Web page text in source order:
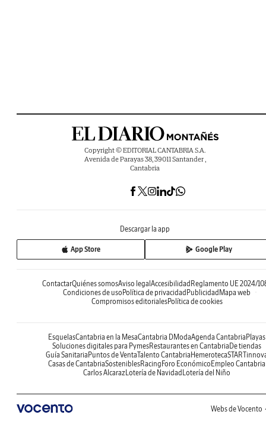
Copyright © EDITORIAL CANTABRIA S.A.
Avenida de Parayas 38, 39011 Santander ,
Cantabria
Descargar la app
App Store Google Play
ContactarQuiénes somosAviso legalAccesibilidadReglamento UE 2024/
Condiciones de usoPolítica de privacidadPublicidadMapa web
Compromisos editorialesPolítica de cookies
EsquelasCantabria en la MesaCantabria DModaAgenda CantabriaPlayas
Soluciones digitales para PymesRestaurantes en CantabriaDe tiendas
Guía SanitariaPuntos de VentaTalento CantabriaHemeroteca
Casas de CantabriaSosteniblesRacingForo EconómicoEmpleo Cantabria
Carlos AlcarazLotería de NavidadLotería del Niño
Webs de Vocento